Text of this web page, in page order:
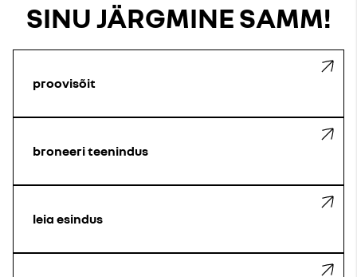
SINU JÄRGMINE SAMM!
proovisõit
broneeri teenindus
leia esindus